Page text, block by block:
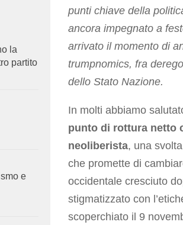
punti chiave della
ancora impegnato a
arrivato il momento di
trumpnomics, fra
dello Stato Nazione.
In molti abbiamo
punto di rottura netto
neoliberista, una
che promette di
occidentale cresciuto
stigmatizzato con
scoperchiato il 9
la
partito
e